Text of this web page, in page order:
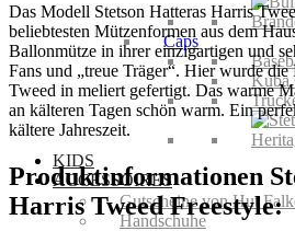
Caps
Kuba
KIDS
ACCESSOIRES
Gutscheine von Hut
Handschuhe
Das Modell Stetson Hatteras Harris
beliebtesten Mützenformen aus dem
Ballonmütze in ihrer einzigartigen und
Fans und „treue Träger“. Hier wurde die
Tweed in meliert gefertigt. Das warme
an kälteren Tagen schön warm. Ein
kältere Jahreszeit.
Produktinformationen
Harris Tweed Freestyle: